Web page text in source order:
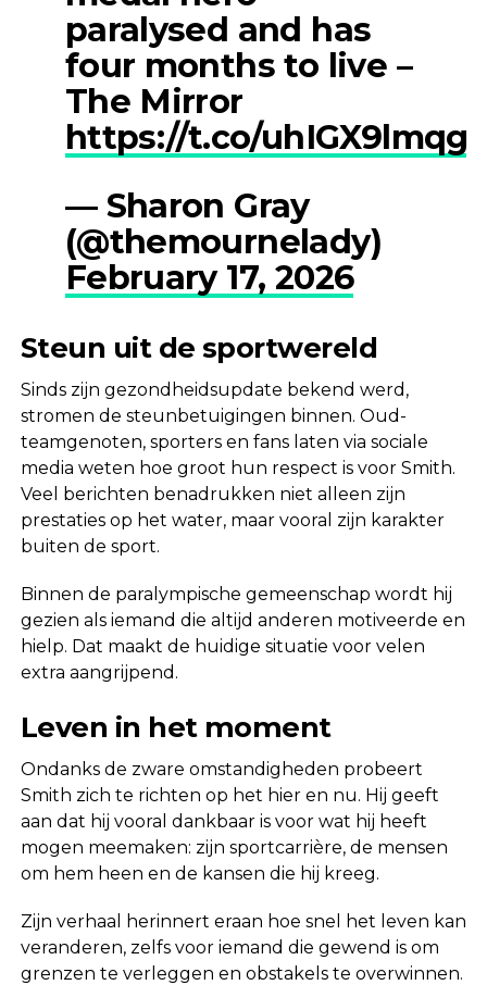
paralysed and has
four months to live –
The Mirror
https://t.co/uhIGX9lmqg
— Sharon Gray
(@themournelady)
February 17, 2026
Steun uit de sportwereld
Sinds zijn gezondheidsupdate bekend werd,
stromen de steunbetuigingen binnen. Oud-
teamgenoten, sporters en fans laten via sociale
media weten hoe groot hun respect is voor Smith.
Veel berichten benadrukken niet alleen zijn
prestaties op het water, maar vooral zijn karakter
buiten de sport.
Binnen de paralympische gemeenschap wordt hij
gezien als iemand die altijd anderen motiveerde en
hielp. Dat maakt de huidige situatie voor velen
extra aangrijpend.
Leven in het moment
Ondanks de zware omstandigheden probeert
Smith zich te richten op het hier en nu. Hij geeft
aan dat hij vooral dankbaar is voor wat hij heeft
mogen meemaken: zijn sportcarrière, de mensen
om hem heen en de kansen die hij kreeg.
Zijn verhaal herinnert eraan hoe snel het leven kan
veranderen, zelfs voor iemand die gewend is om
grenzen te verleggen en obstakels te overwinnen.